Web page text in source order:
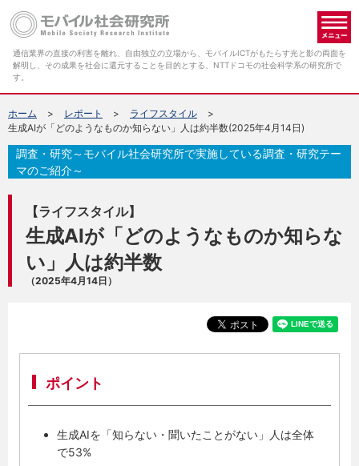
通信業界の直接の利害を離れ、自由独立の立場から、モバイルICTがもたらす光と影の両面を
解明し、その成果を社会に還元することを目的とする、NTTドコモの社会科学系の研究所で
す。
ホーム レポート
ライフスタイル
生成AIが「どのようなものか知らない」人は約半数(2025年4月14日)
【ライフスタイル】
生成AIが「どのようなものか知らな
い」人は約半数
（2025年4月14日）
調査・研究～モバイル社会研究所で実施している調査・研究テー
マのご紹介～
ポイント
生成AIを「知らない・聞いたことがない」人は全体
で53%